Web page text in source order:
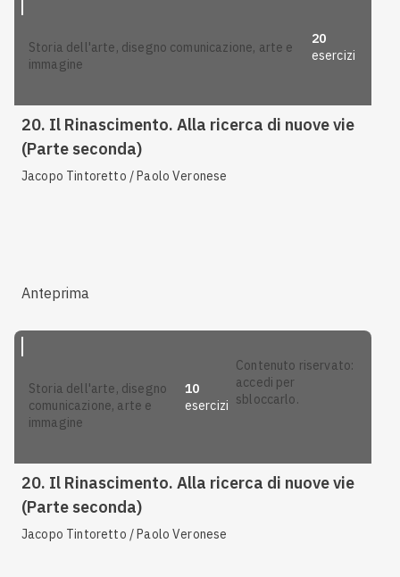
storia dell'arte, disegno comunicazione, arte e
immagine
20
esercizi
20. Il Rinascimento. Alla ricerca di nuove vie
(Parte seconda)
Jacopo Tintoretto / Paolo Veronese
Anteprima
storia dell'arte, disegno
comunicazione, arte e
immagine
10
esercizi
contenuto riservato:
accedi per
sbloccarlo.
20. Il Rinascimento. Alla ricerca di nuove vie
(Parte seconda)
Jacopo Tintoretto / Paolo Veronese